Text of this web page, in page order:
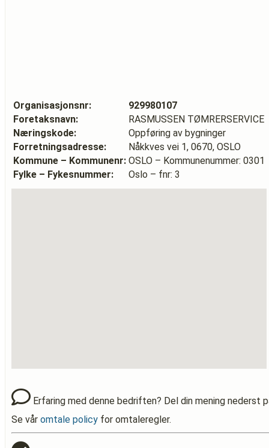
Organisasjonsnr:
929980107
Foretaksnavn:
RASMUSSEN TØMRERSERVICE
Næringskode:
Oppføring av bygninger
Forretningsadresse:
Nåkkves vei 1, 0670, OSLO
Kommune – Kommunenr: OSLO – Kommunenummer: 0301
Fylke – Fykesnummer:
Oslo – fnr: 3
Erfaring med denne bedriften? Del din mening nederst
Se vår omtale policy for omtaleregler.